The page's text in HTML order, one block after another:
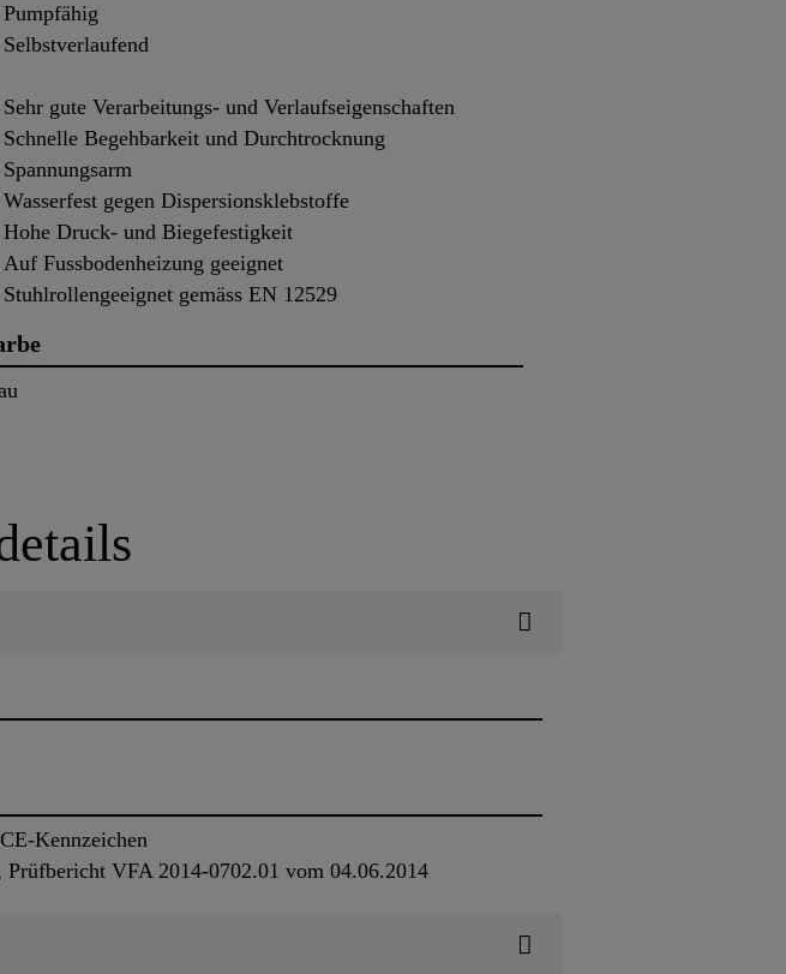
Pumpfähig
Selbstverlaufend
Sehr gute Verarbeitungs- und Verlaufseigenschaften
Schnelle Begehbarkeit und Durchtrocknung
Spannungsarm
Wasserfest gegen Dispersionsklebstoffe
Hohe Druck- und Biegefestigkeit
Auf Fussbodenheizung geeignet
Stuhlrollengeeignet gemäss EN 12529
Kennzeichen
VFA 2014-0702.01 vom 04.06.2014